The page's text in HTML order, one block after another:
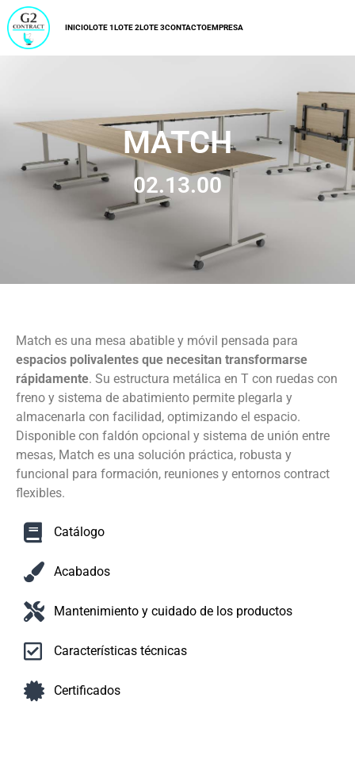
INICIOLOTE 1 LOTE 2LOTE 3CONTACTOEMPRESA
MATCH
02.13.00
Match es una mesa abatible y móvil pensada para
espacios polivalentes que necesitan transformarse
rápidamente. Su estructura metálica en T con ruedas con
freno y sistema de abatimiento permite plegarla y
almacenarla con facilidad, optimizando el espacio.
Disponible con faldón opcional y sistema de unión entre
mesas, Match es una solución práctica, robusta y
funcional para formación, reuniones y entornos contract
flexibles.
Catálogo
Acabados
Mantenimiento y cuidado de los productos
Características técnicas
Certificados